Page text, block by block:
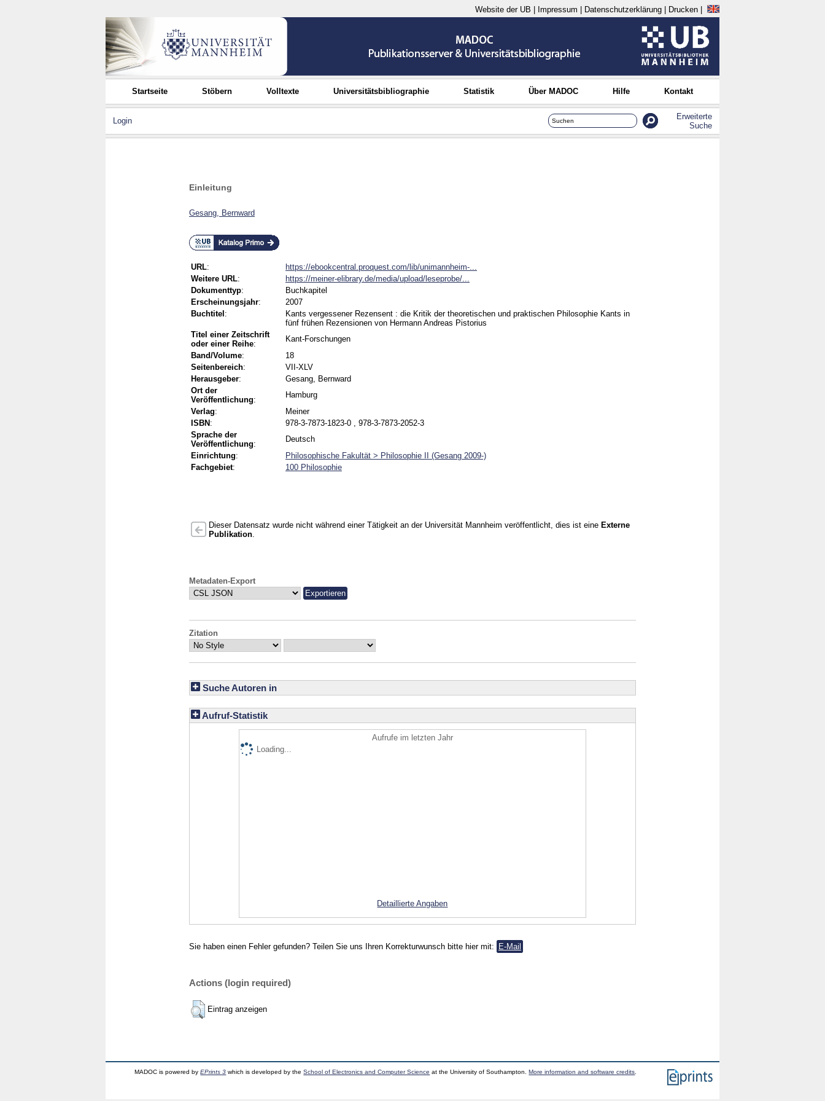
Website der UB Impressum Datenschutzerklärung Drucken
Startseite Stöbern Volltexte Universitätsbibliographie Statistik Über MADOC Hilfe Kontakt
Login
Erweiterte
Suche
Einleitung
Gesang, Bernward
URL:
https://ebookcentral.proquest.com/lib/unimannheim-...
Weitere URL:
https://meiner-elibrary.de/media/upload/leseprobe/...
Dokumenttyp:
Buchkapitel
Erscheinungsjahr:
2007
Buchtitel :
Kants vergessener Rezensent : die Kritik der theoretischen und praktischen Philosophie Kants in
fünf frühen Rezensionen von Hermann Andreas Pistorius
Titel einer Zeitschrift
oder einer Reihe:
Kant-Forschungen
Band/Volume:
18
Seitenbereich:
VII-XLV
Herausgeber:
Gesang, Bernward
Ort der
Veröffentlichung:
Hamburg
Verlag:
Meiner
ISBN :
978-3-7873-1823-0 , 978-3-7873-2052-3
Sprache der
Veröffentlichung:
Deutsch
Einrichtung:
Philosophische Fakultät > Philosophie II (Gesang 2009-)
Fachgebiet: 100 Philosophie
Dieser Datensatz wurde nicht während einer Tätigkeit an der Universität Mannheim veröffentlicht, dies ist eine Externe
Publikation
Metadaten-Export
Zitation
Suche Autoren in
Aufruf-Statistik
Aufrufe im letzten Jahr
Loading...
Detaillierte Angaben
Sie haben einen Fehler gefunden? Teilen Sie uns Ihren Korrekturwunsch bitte hier mit: E-Mail
Actions (login required)
Eintrag anzeigen
MADOC is powered byEPrints 3 which is developed by theSchool of Electronics and Computer Science at the University of Southampton.More information and software credits